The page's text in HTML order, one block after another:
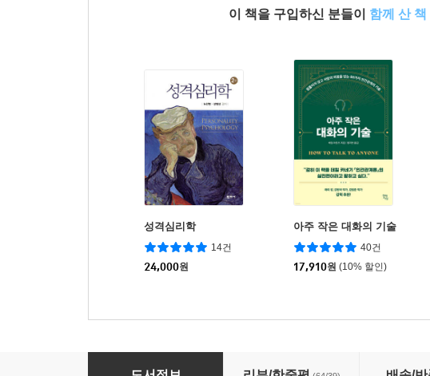
이 책을 구입하신 분들이 함께 산 책
성격심리학
14건
24,000원
아주 작은 대화의 기술
40건
17,910원 (10% 할인)
대화가 무서운 사람들을 위한 책